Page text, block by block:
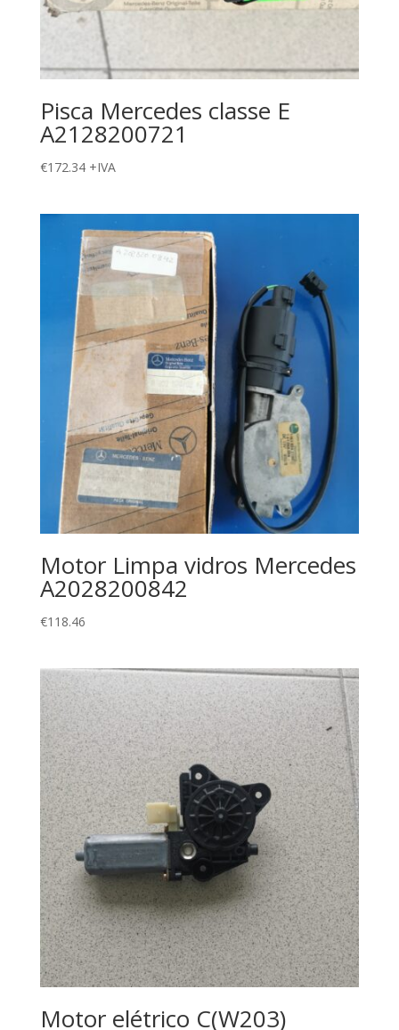
Pisca Mercedes classe E
A2128200721
€172.34 +IVA
Motor Limpa vidros Mercedes
A2028200842
€118.46
Motor elétrico C(W203)